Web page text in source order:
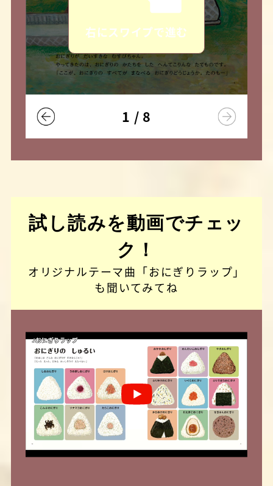
右にスワイプで進む
1 / 8
試し読みを動画でチェッ
ク！
オリジナルテーマ曲「おにぎりラップ」
も聞いてみてね